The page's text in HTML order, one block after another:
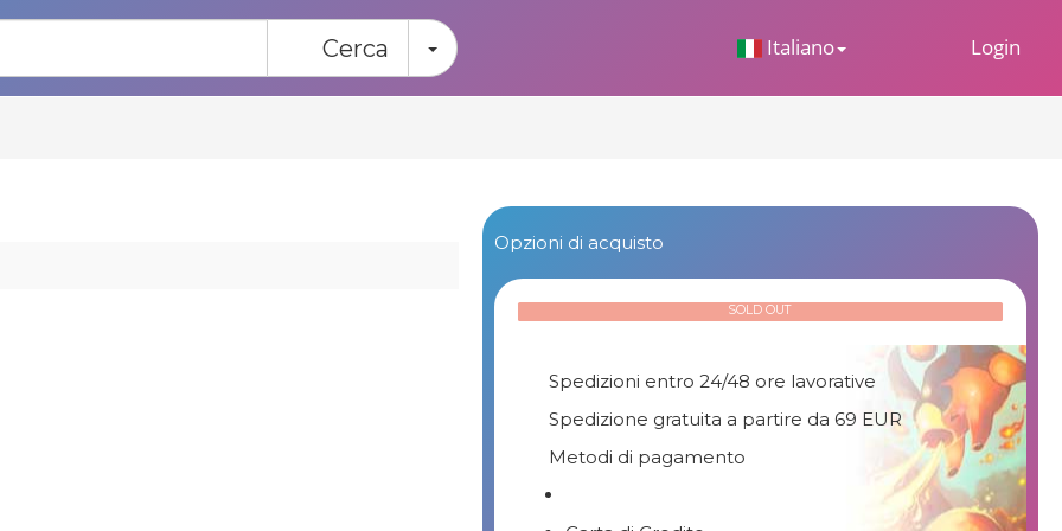
Italiano Login
Cerca Toggle Dropdown
Opzioni di acquisto
Spedizioni entro 24/48 ore lavorative
Spedizione gratuita a partire da 69 EUR
Metodi di pagamento
SOLD OUT